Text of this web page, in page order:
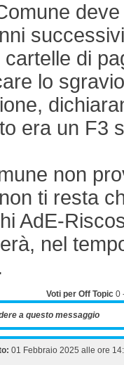
cartelle di
lo
era un F3
non
ti resta
AdE-
nel
Voti per Off Topic 0
a questo messaggio
01 Febbraio 2025 alle ore